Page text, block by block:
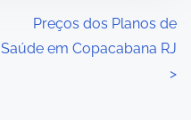
Preços dos Planos de
Saúde em Copacabana RJ
>